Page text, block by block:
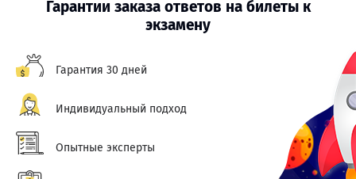
Гарантии заказа ответов на билеты к
экзамену
Гарантия 30 дней
Индивидуальный подход
Опытные эксперты